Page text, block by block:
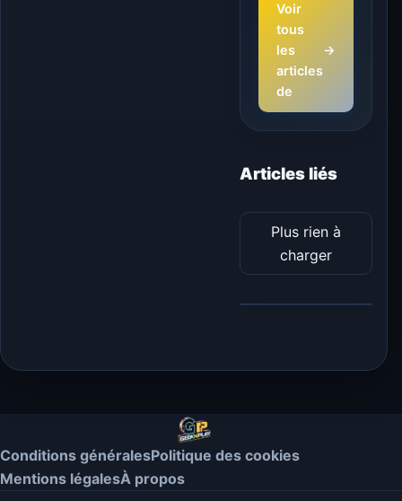
Voir
tous
les
articles
de
→
Articles liés
Plus rien à
charger
Conditions généralesPolitique des cookies
Mentions légalesÀ propos